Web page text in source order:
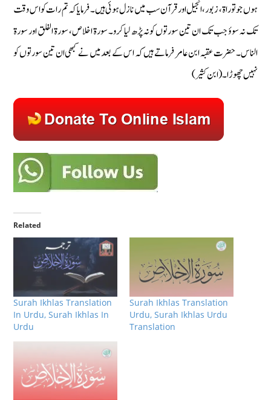
ہوں جو توراۃ ، زبور، انجیل اور قرآن سب میں نازل ہوئی ہیں۔ فرمایا کہ تم رات کو اس وقت
تک نہ سوؤ جب تک ان تین سورتوں کو نہ پڑھ لیا کرو۔ سورة اخلاص، سورة الفلق اور سورة
الناس۔ حضرت عقبہ ابن عامر فرماتے ہیں کہ اس کے بعد میں نے کبھی ان تین سورتوں کو
نہیں چھوڑا۔ (ابن کثیر)
Related
Surah Ikhlas Translation
In Urdu, Surah Ikhlas In
Urdu
Surah Ikhlas Translation
Urdu, Surah Ikhlas Urdu
Translation